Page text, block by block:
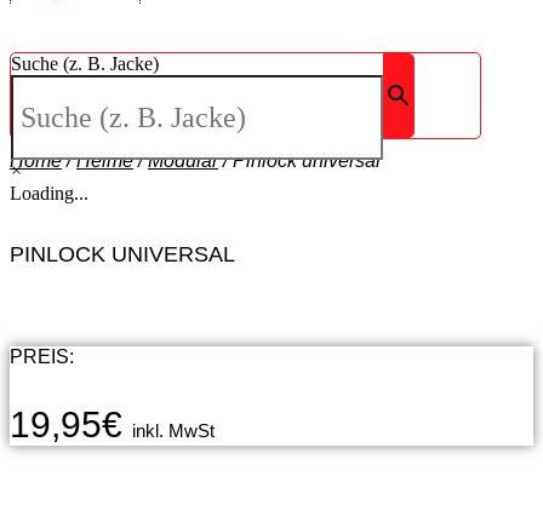
Suche (z. B. Jacke)
×
Home/Helme/Modular/Pinlock universal
Loading...
PINLOCK UNIVERSAL
PREIS:
19,95€ inkl. MwSt